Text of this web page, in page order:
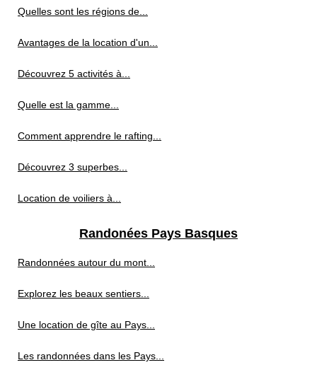
Quelles sont les régions de...
Avantages de la location d'un...
Découvrez 5 activités à...
Quelle est la gamme...
Comment apprendre le rafting...
Découvrez 3 superbes...
Location de voiliers à...
Randonées Pays Basques
Randonnées autour du mont...
Explorez les beaux sentiers...
Une location de gîte au Pays...
Les randonnées dans les Pays...